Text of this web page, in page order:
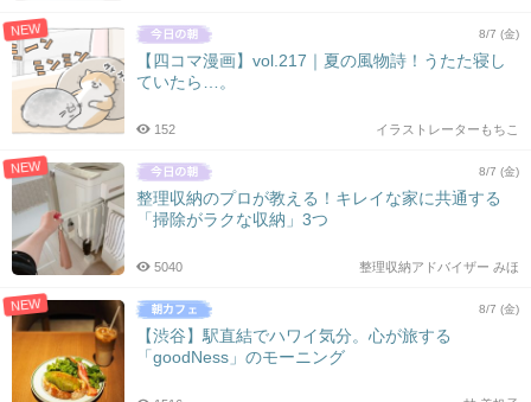
NEW 8/7 (金)
【四コマ漫画】vol.217｜夏の風物詩！うたた寝し
ていたら…。
イラストレーターもちこ
152
NEW 8/7 (金)
整理収納のプロが教える！キレイな家に共通する
「掃除がラクな収納」3つ
整理収納アドバイザー みほ
5040
NEW 8/7 (金)
【渋谷】駅直結でハワイ気分。心が旅する
「goodNess」のモーニング